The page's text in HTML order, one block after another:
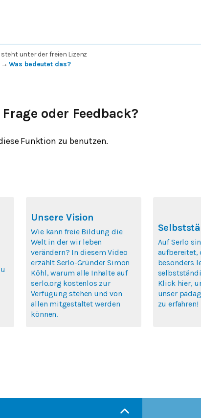
steht unter der freien Lizenz
→Was bedeutet das?
oder Feedback?
Funktion zu benutzen.
Unsere Vision
Wie kann freie Bildung die
Welt in der wir leben
verändern? In diesem Video
erzählt Serlo-Gründer Simon
Köhl, warum alle Inhalte auf
serlo.org kostenlos zur
Verfügung stehen und von
allen mitgestaltet werden
können.
Auf Serlo
aufbereitet,
besonders
Klick hier,
unser
zu erfahren!